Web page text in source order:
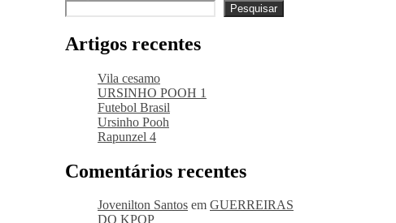
Pesquisar
Artigos recentes
Vila cesamo
URSINHO POOH 1
Futebol Brasil
Ursinho Pooh
Rapunzel 4
Comentários recentes
Jovenilton Santos em GUERREIRAS
DO KPOP